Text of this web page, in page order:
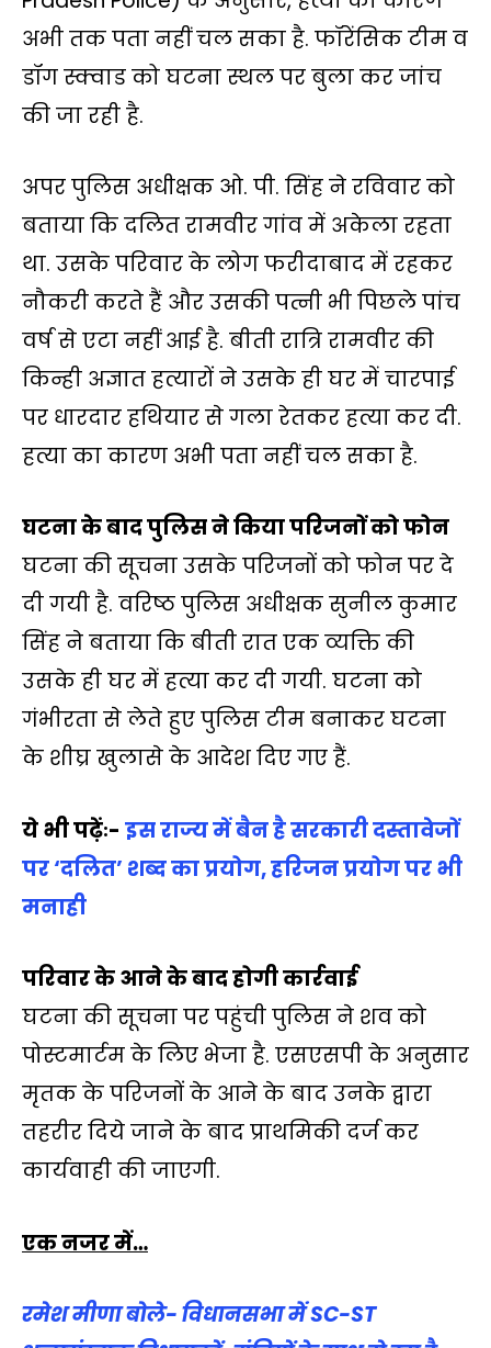
अभी तक पता नहीं चल सका है. फॉरेंसिक टीम व
डॉग स्क्वाड को घटना स्थल पर बुला कर जांच
की जा रही है.
अपर पुलिस अधीक्षक ओ. पी. सिंह ने रविवार को
बताया कि दलित रामवीर गांव में अकेला रहता
था. उसके परिवार के लोग फरीदाबाद में रहकर
नौकरी करते हैं और उसकी पत्नी भी पिछले पांच
वर्ष से एटा नहीं आई है. बीती रात्रि रामवीर की
किन्ही अज्ञात हत्यारों ने उसके ही घर में चारपाई
पर धारदार हथियार से गला रेतकर हत्या कर दी.
हत्या का कारण अभी पता नहीं चल सका है.
घटना के बाद पुलिस ने किया परिजनों को फोन
घटना की सूचना उसके परिजनों को फोन पर दे
दी गयी है. वरिष्ठ पुलिस अधीक्षक सुनील कुमार
सिंह ने बताया कि बीती रात एक व्यक्ति की
उसके ही घर में हत्या कर दी गयी. घटना को
गंभीरता से लेते हुए पुलिस टीम बनाकर घटना
के शीघ्र खुलासे के आदेश दिए गए हैं.
ये भी पढ़ेंः- इस राज्य में बैन है सरकारी दस्तावेजों
पर ‘दलित’ शब्द का प्रयोग, हरिजन प्रयोग पर भी
मनाही
परिवार के आने के बाद होगी कार्रवाई
घटना की सूचना पर पहुंची पुलिस ने शव को
पोस्टमार्टम के लिए भेजा है. एसएसपी के अनुसार
मृतक के परिजनों के आने के बाद उनके द्वारा
तहरीर दिये जाने के बाद प्राथमिकी दर्ज कर
कार्यवाही की जाएगी.
एक नजर में…
रमेश मीणा बोले- विधानसभा में SC-ST